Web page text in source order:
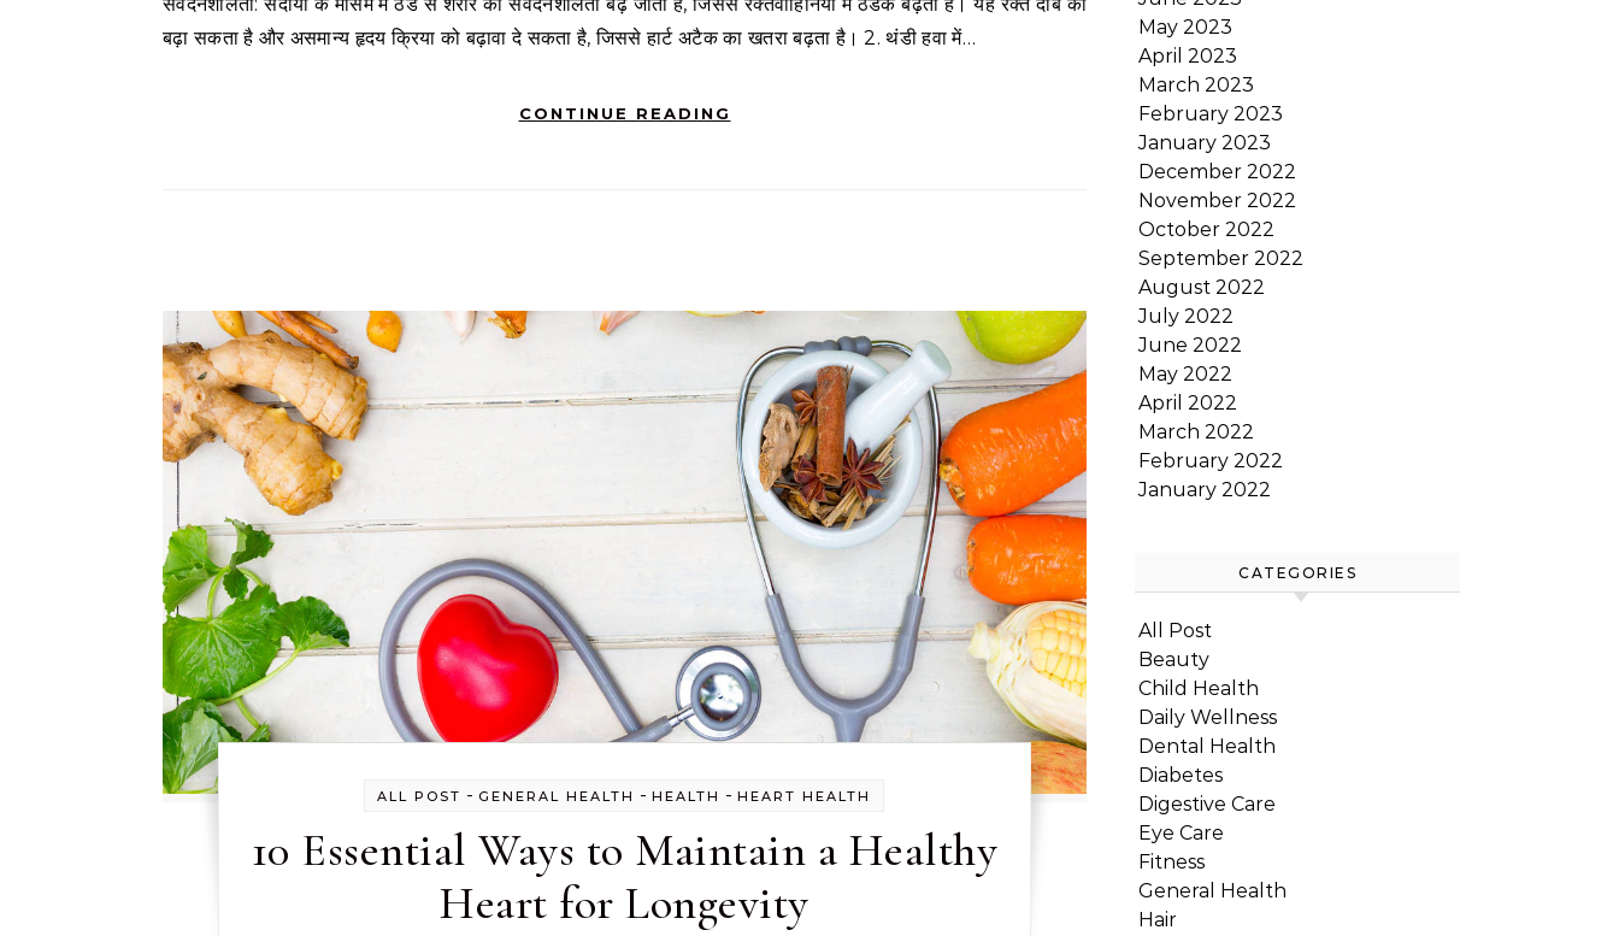
बढ़ा सकता है और असमान्य हृदय क्रिया को बढ़ावा दे सकता है, जिससे हार्ट अटैक का खतरा बढ़ता है। 2. थंडी हवा में…
CONTINUE READING
ALL POST - GENERAL HEALTH -HEALTH -HEART HEALTH
10 Essential Ways to Maintain a Healthy
Heart for Longevity
May 2023
April 2023
March 2023
February 2023
January 2023
December 2022
November 2022
October 2022
September 2022
August 2022
July 2022
June 2022
May 2022
April 2022
March 2022
February 2022
January 2022
CATEGORIES
All Post
Beauty
Child Health
Daily Wellness
Dental Health
Diabetes
Digestive Care
Eye Care
Fitness
General Health
Hair